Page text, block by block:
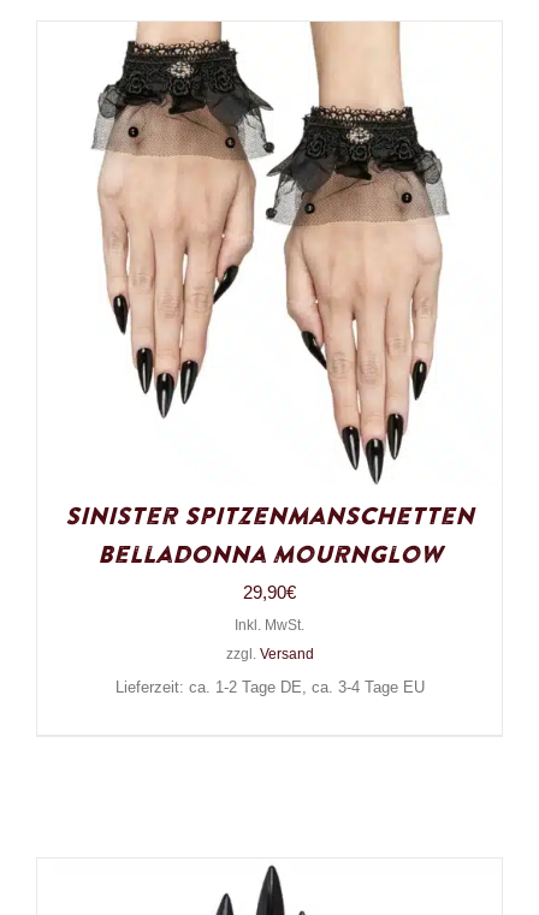
Sinister Spitzenmanschetten
Belladonna Mournglow
29,90€
Inkl. MwSt.
zzgl. Versand
Lieferzeit: ca. 1-2 Tage DE, ca. 3-4 Tage EU